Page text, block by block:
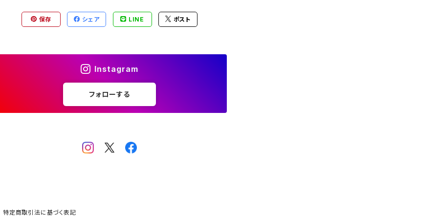
保存 シェア LINE ポスト
Instagram
フォローする
特定商取引法に基づく表記